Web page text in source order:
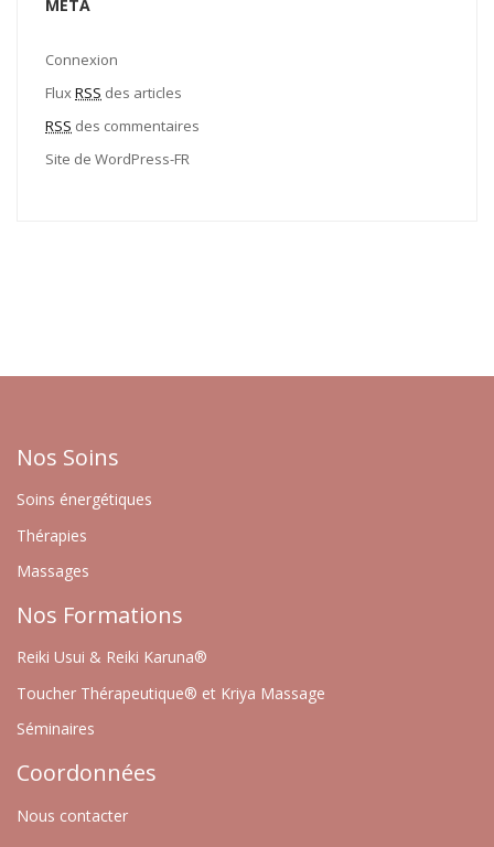
MÉTA
Connexion
FluxRSS des articles
RSS des commentaires
Site de WordPress-FR
Nos Soins
Soins énergétiques
Thérapies
Massages
Nos Formations
Reiki Usui & Reiki Karuna®
Toucher Thérapeutique® et Kriya Massage
Séminaires
Coordonnées
Nous contacter